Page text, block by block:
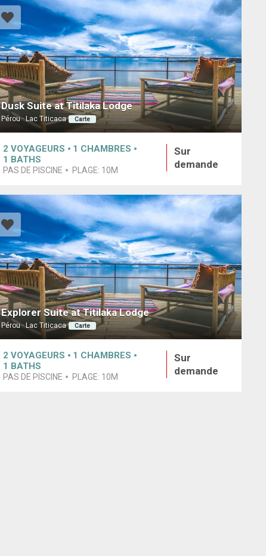
Dusk Suite at Titilaka Lodge
Pérou · Lac Titicaca Carte
2 VOYAGEURS 1 CHAMBRES
1 BATHS
PAS DE PISCINE PLAGE: 10M
Sur
demande
Explorer Suite at Titilaka Lodge
Pérou · Lac Titicaca Carte
2 VOYAGEURS 1 CHAMBRES
1 BATHS
PAS DE PISCINE PLAGE: 10M
Sur
demande